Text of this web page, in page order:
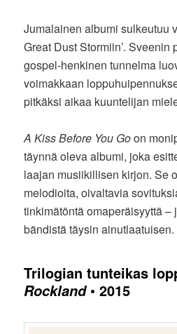
Jumalainen albumi sulkeutuu
Great Dust Stormiin’. Sveenin
gospel-henkinen tunnelma
voimakkaan
pitkäksi aikaa kuuntelijan
A Kiss Before You Goon
täynnä oleva albumi, joka
laajan musiikillisen kirjon. Se
melodioita, oivaltavia
tinkimätöntä omaperäisyyttä –
bändistä täysin ainutlaatuisen.
Trilogian tunteikas
Rockland• 2015